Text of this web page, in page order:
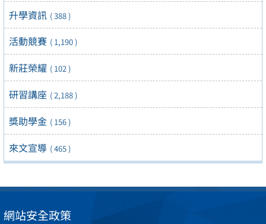
升學資訊 ( 388 )
活動競賽 ( 1,190 )
新莊榮耀 ( 102 )
研習講座 ( 2,188 )
獎助學金 ( 156 )
來文宣導 ( 465 )
網站安全政策